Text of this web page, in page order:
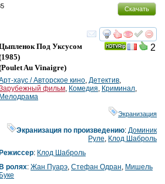
Скачать
смотреть
2
Под Уксусом
Poulet Au Vinaigre)
хаус / Авторское кино, Детектив,
фильм, Комедия, Криминал,
Мелодрама
Экранизация
Экранизация по произведению:Доминик
Руле, Клод Шаброль
: Клод Шаброль
ролях: Жан Пуарэ, Стефан Одран, Мишель
Буке